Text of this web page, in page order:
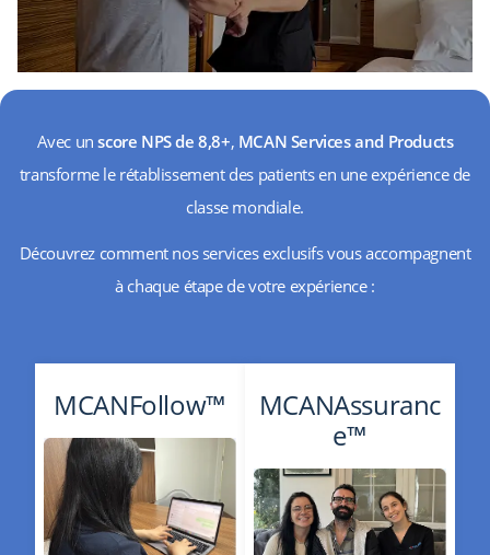
Avec unscore NPS de 8,8+, MCAN Services and Products
transforme le rétablissement des patients en une expérience de
classe mondiale.
Découvrez comment nos services exclusifs vous accompagnent
à chaque étape de votre expérience :
MCANFollow™
MCANAssuranc
e™